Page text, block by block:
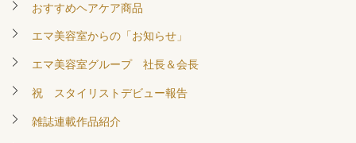
おすすめヘアケア商品
エマ美容室からの「お知らせ」
エマ美容室グループ 社長＆会長
祝 スタイリストデビュー報告
雑誌連載作品紹介